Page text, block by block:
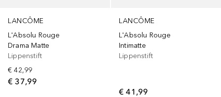
LANCÔME
L'Absolu Rouge
Drama Matte
Lippenstift
€ 42,99
€ 37,99
LANCÔME
L'Absolu Rouge
Intimatte
Lippenstift
€ 41,99